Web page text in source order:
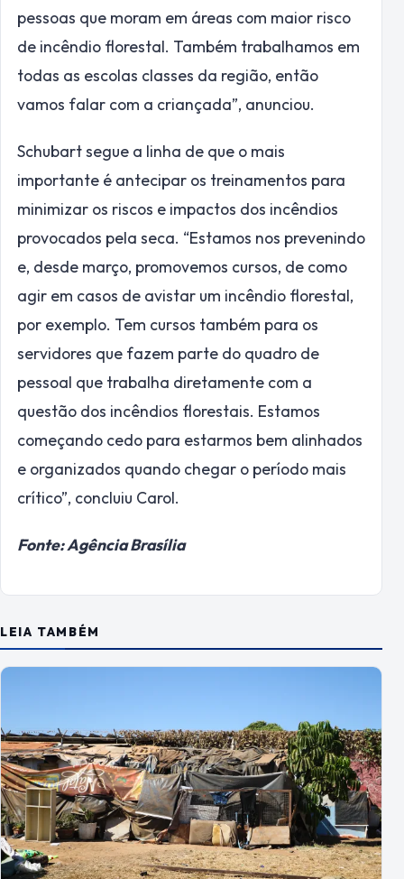
pessoas que moram em áreas com maior risco
de incêndio florestal. Também trabalhamos em
todas as escolas classes da região, então
vamos falar com a criançada”, anunciou.
Schubart segue a linha de que o mais
importante é antecipar os treinamentos para
minimizar os riscos e impactos dos incêndios
provocados pela seca. “Estamos nos prevenindo
e, desde março, promovemos cursos, de como
agir em casos de avistar um incêndio florestal,
por exemplo. Tem cursos também para os
servidores que fazem parte do quadro de
pessoal que trabalha diretamente com a
questão dos incêndios florestais. Estamos
começando cedo para estarmos bem alinhados
e organizados quando chegar o período mais
crítico”, concluiu Carol.
Fonte: Agência Brasília
LEIA TAMBÉM